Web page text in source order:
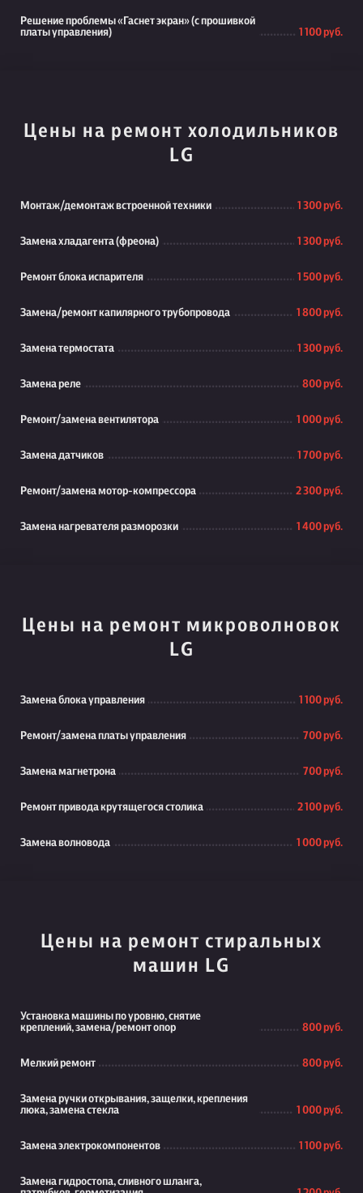
Решение проблемы «Гаснет экран» (с прошивкой
платы управления)
1 100 руб.
Цены на ремонт холодильников
LG
Монтаж/демонтаж встроенной техники 1 300 руб.
Замена хладагента (фреона) 1 300 руб.
Ремонт блока испарителя 1 500 руб.
Замена/ремонт капилярного трубопровода 1 800 руб.
Замена термостата 1 300 руб.
Замена реле 800 руб.
Ремонт/замена вентилятора 1 000 руб.
Замена датчиков 1 700 руб.
Ремонт/замена мотор-компрессора 2 300 руб.
Замена нагревателя разморозки 1 400 руб.
Цены на ремонт микроволновок
LG
Замена блока управления 1 100 руб.
Ремонт/замена платы управления 700 руб.
Замена магнетрона 700 руб.
Ремонт привода крутящегося столика 2 100 руб.
Замена волновода 1 000 руб.
Цены на ремонт стиральных
машин LG
Установка машины по уровню, снятие
креплений, замена/ремонт опор
800 руб.
Мелкий ремонт 800 руб.
Замена ручки открывания, защелки, крепления
люка, замена стекла
1 000 руб.
Замена электрокомпонентов 1 100 руб.
Замена гидростопа, сливного шланга,